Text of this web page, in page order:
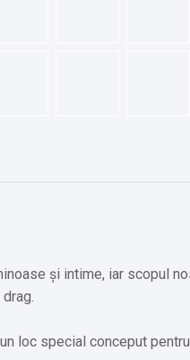
și intime, iar scopul
loc special conceput